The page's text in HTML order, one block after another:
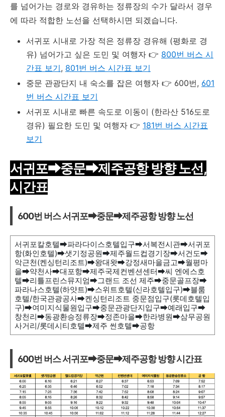
를 넘어가는 경로와 경유하는 정류장의 수가 달라서 경우
에 따라 적합한 노선을 선택하시면 되겠습니다.
서귀포 시내로 가장 적은 정류장 경유해 (평화로 경
유) 넘어가고 싶은 도민 및 여행자 👉 800번 버스 시
간표 보기, 801번 버스 시간표 보기
중문 관광단지 내 숙소를 잡은 여행자 👉 600번, 601
번 버스 시간표 보기
서귀포 시내로 빠른 속도로 이동이 (한라산 516도로
경유) 필요한 도민 및 여행자 👉 181번 버스 시간표
보기
서귀포➡중문➡제주공항 방향 노선,
시간표
600번 버스 서귀포➡중문➡제주공항 방향 노선
서귀포칼호텔➡파라다이스호텔입구➡서복전시관➡서귀포
항(화인호텔)➡샛기정공원➡제주월드컵경기장➡서건도➡
악근천(켄싱턴리조트)➡왕대왓➡강정새마을금고➡월평마
을➡약천사➡대포항➡제주국제컨벤션센터➡씨 엔에스호
텔➡리틀프린스뮤지엄➡그랜드 조선 제주➡중문골프장➡
파라나스호텔(하얏트)➡스위트호텔(신라호텔입구)➡블룸
호텔/한국관광공사➡켄싱턴리조트 중문점입구(롯데호텔입
구)➡여미지식물원입구➡중문관광단지입구➡예래입구➡
창천리➡동광환승정류장➡정존마을➡한라병원➡삼무공원
사거리/롯데시티호텔➡제주 썬호텔➡공항
600번 버스 서귀포➡중문➡제주공항 방향시간표